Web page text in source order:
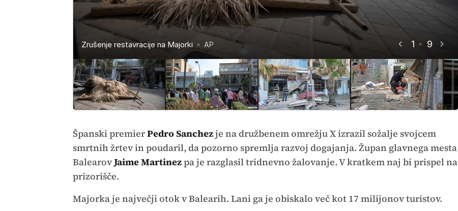
1 9
Zrušenje restavracije na Majorki AP
Zrušenje restavracije na Majorki AP
Zrušenje restavracije na Majorki AP
Zrušenje restavracije na Majorki AP
Zrušenje restavracije na Majorki AP
Zrušenje restavracije na Majorki AP
Zrušenje restavracije na Majorki AP
Zrušenje restavracije na Majorki AP
Zrušenje restavracije na Majorki AP
Španski premierPedro Sanchezje na družbenem omrežju X izrazil sožalje svojcem
smrtnih žrtev in poudaril, da pozorno spremlja razvoj dogajanja. Župan glavnega mesta
BalearovJaime Martinezpa je razglasil tridnevno žalovanje. V kratkem naj bi prispel na
prizorišče.
Majorka je največji otok v Balearih. Lani ga je obiskalo več kot 17 milijonov turistov.